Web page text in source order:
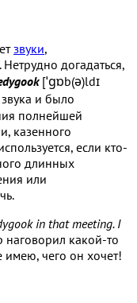
звуки,
. Нетрудно догадаться,
[ˈɡɒb(ə)ldɪ
и было
полнейшей
казенного
если кто-
длинных
или
in that meeting. I
какой-то
имею, чего он хочет!